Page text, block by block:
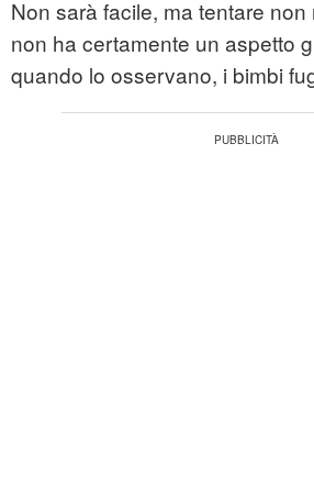
Non sarà facile, ma tentare
non ha certamente un aspetto
quando lo osservano, i bimbi